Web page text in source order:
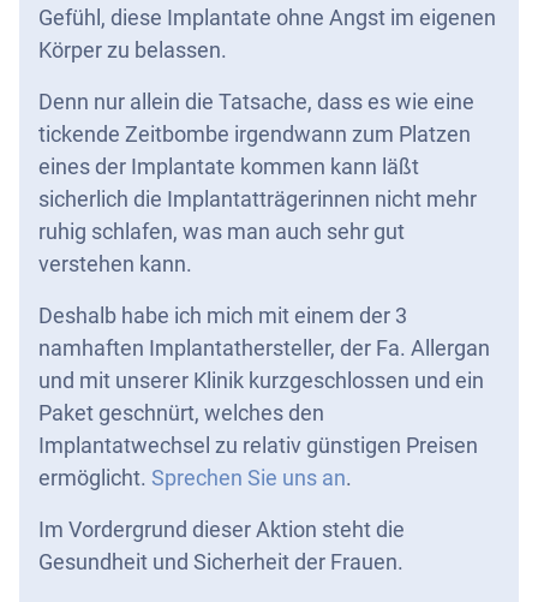
Gefühl, diese Implantate ohne Angst im eigenen
Körper zu belassen.
Denn nur allein die Tatsache, dass es wie eine
tickende Zeitbombe irgendwann zum Platzen
eines der Implantate kommen kann läßt
sicherlich die Implantatträgerinnen nicht mehr
ruhig schlafen, was man auch sehr gut
verstehen kann.
Deshalb habe ich mich mit einem der 3
namhaften Implantathersteller, der Fa. Allergan
und mit unserer Klinik kurzgeschlossen und ein
Paket geschnürt, welches den
Implantatwechsel zu relativ günstigen Preisen
ermöglicht. Sprechen Sie uns an.
Im Vordergrund dieser Aktion steht die
Gesundheit und Sicherheit der Frauen.